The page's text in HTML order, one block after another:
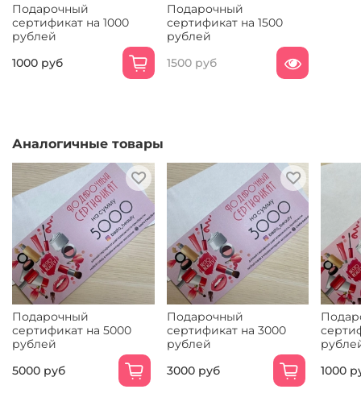
Подарочный
сертификат на 1000
рублей
1000 руб
Подарочный
сертификат на 1500
рублей
1500 руб
Аналогичные товары
Подарочный
сертификат на 5000
рублей
5000 руб
Подарочный
сертификат на 3000
рублей
3000 руб
1000